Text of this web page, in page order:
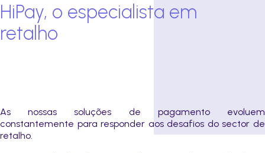
HiPay, o especialista em
retalho
As nossas soluções de pagamento evoluem
constantemente para responder aos desafios do sector de
retalho.